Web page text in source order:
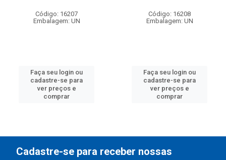
Código: 16207
Embalagem: UN
Faça seu login ou
cadastre-se para
ver preços e
comprar
Código: 16208
Embalagem: UN
Faça seu login ou
cadastre-se para
ver preços e
comprar
Cadastre-se para receber nossas